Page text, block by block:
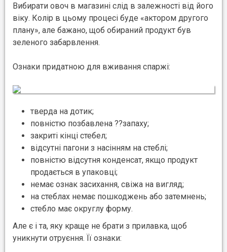
Вибирати овоч в магазині слід в залежності від його
віку. Колір в цьому процесі буде «актором другого
плану», але бажано, щоб обираний продукт був
зеленого забарвлення.
Ознаки придатною для вживання спаржі:
тверда на дотик;
повністю позбавлена ??запаху;
закриті кінці стебел;
відсутні пагони з насінням на стеблі;
повністю відсутня конденсат, якщо продукт
продається в упаковці;
немає ознак засихання, свіжа на вигляд;
на стеблах немає пошкоджень або затемнень;
стебло має округлу форму.
Але є і та, яку краще не брати з прилавка, щоб
уникнути отруєння. Її ознаки: